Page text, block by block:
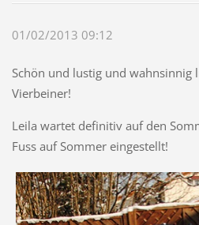
01/02/2013 09:12
Schön und lustig und wahnsinnig
Vierbeiner!
Leila wartet definitiv auf den
Fuss auf Sommer eingestellt!